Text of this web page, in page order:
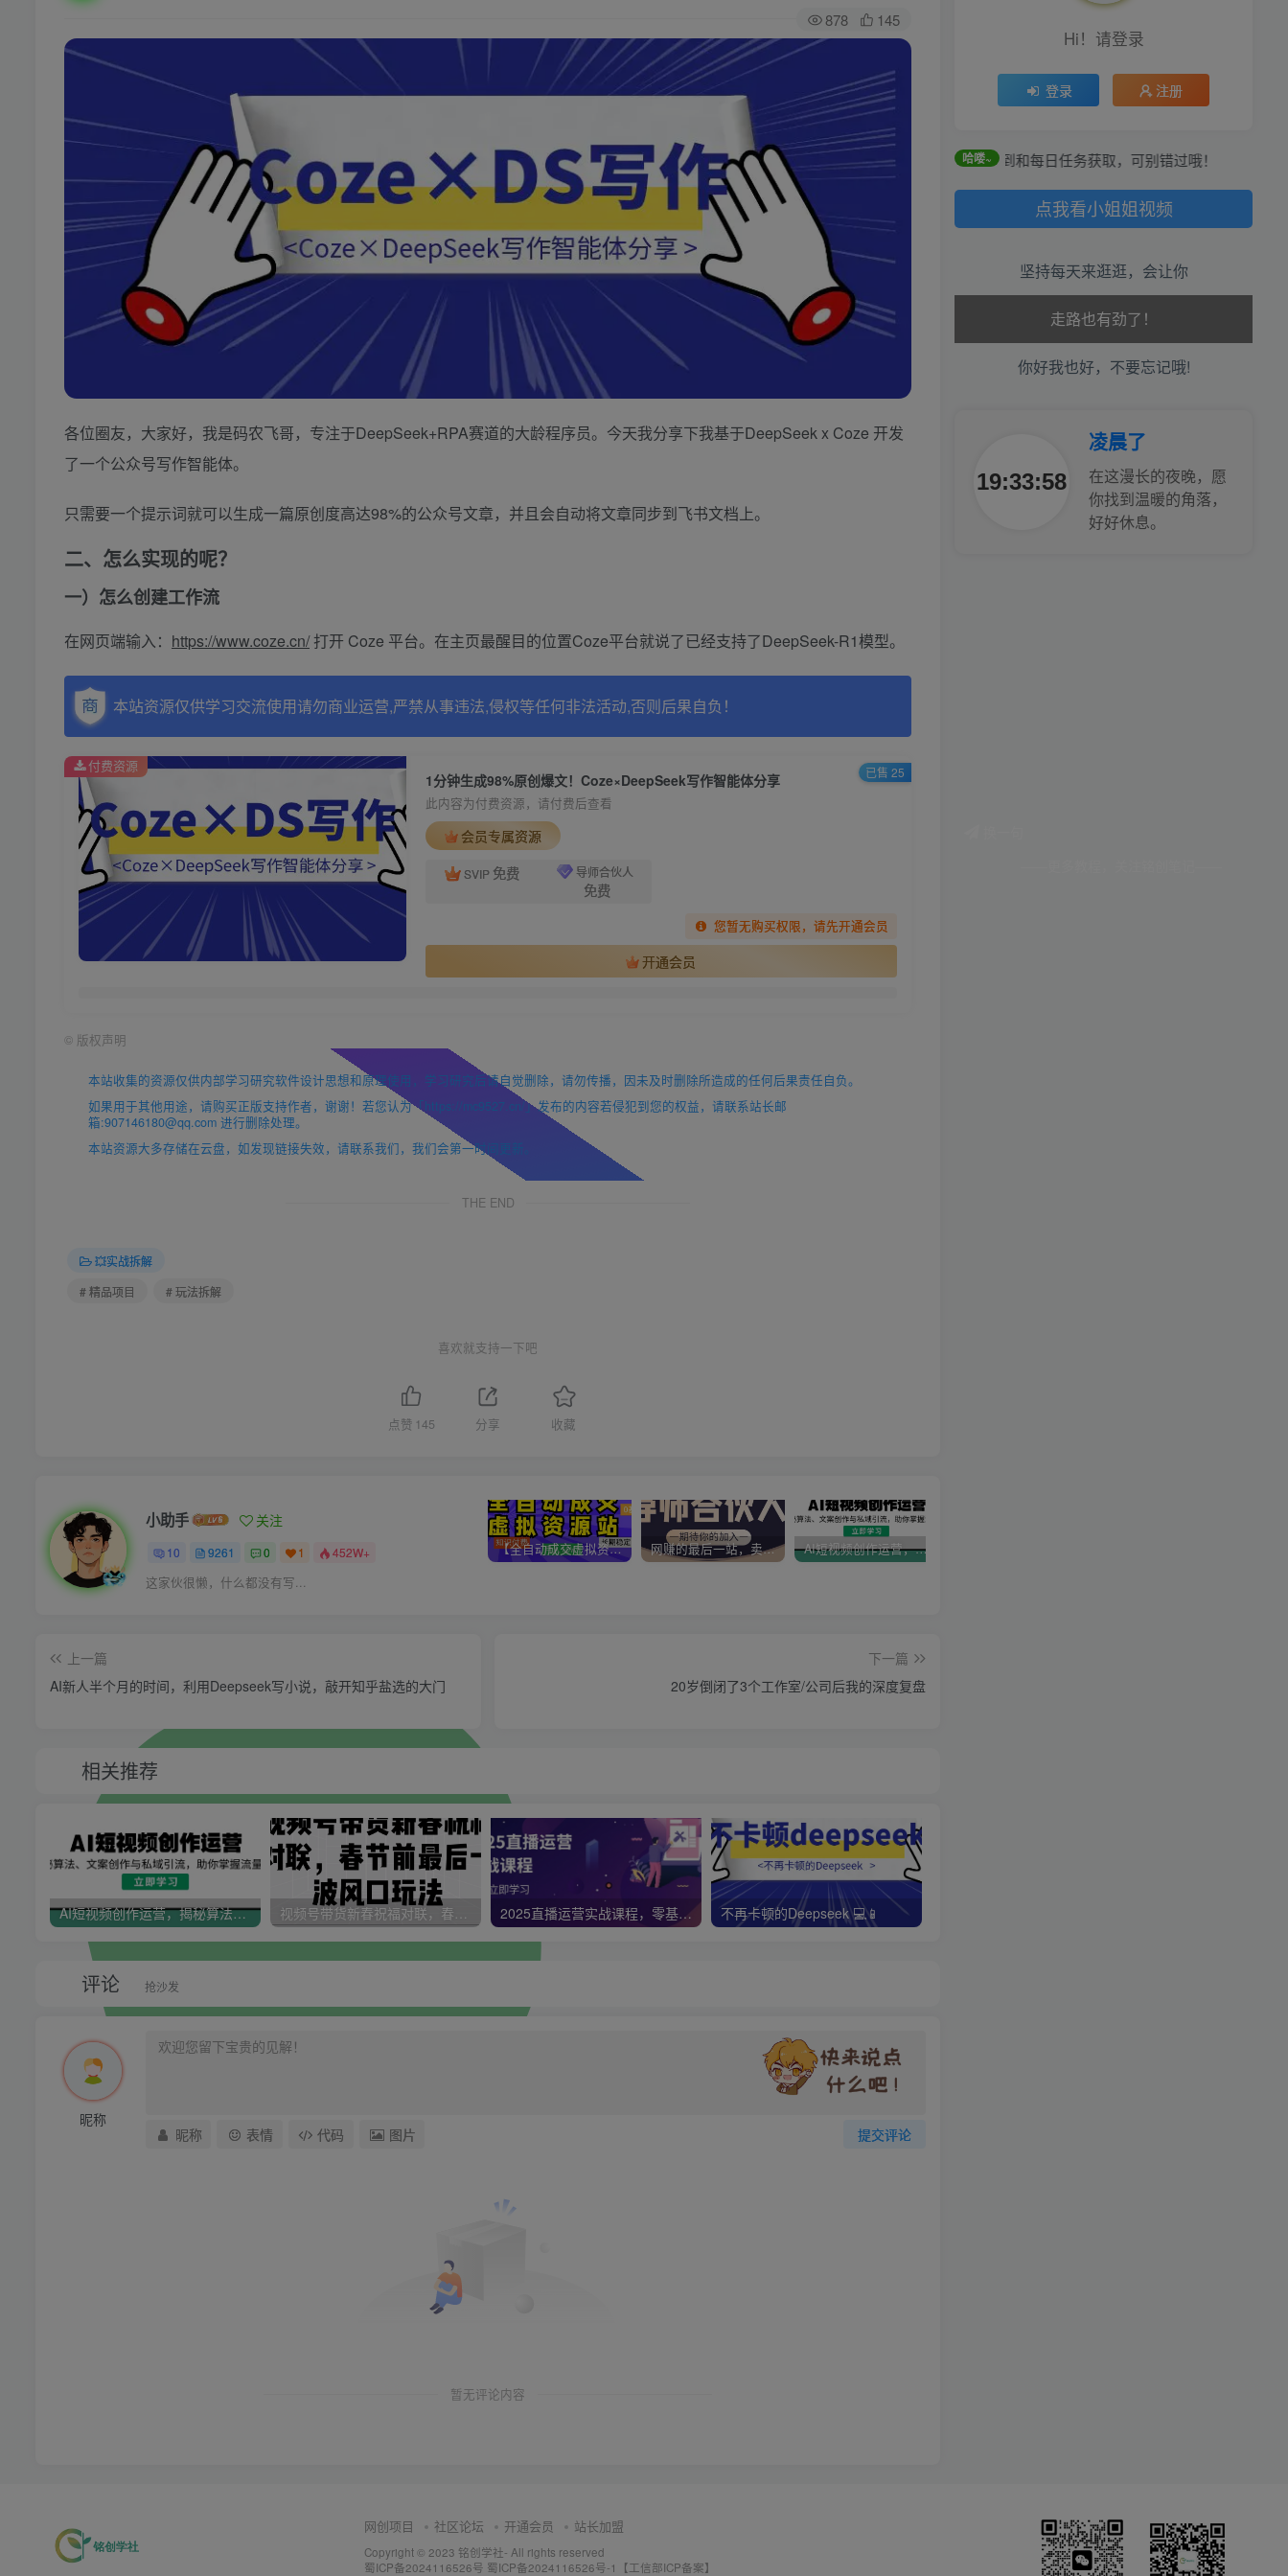
878 145
各位圈友，大家好，我是码农飞哥，专注于DeepSeek+RPA赛道的大龄程序员。今天我分享下我基于DeepSeek x Coze 开发
了一个公众号写作智能体。
只需要一个提示词就可以生成一篇原创度高达98%的公众号文章，并且会自动将文章同步到飞书文档上。
二、怎么实现的呢？
一）怎么创建工作流
在网页端输入： https://www.coze.cn/打开 Coze 平台。在主页最醒目的位置Coze平台就说了已经支持了DeepSeek-R1模型。
本站资源仅供学习交流使用请勿商业运营,严禁从事违法,侵权等任何非法活动,否则后果自负！
1分钟生成98%原创爆文！Coze×DeepSeek写作智能体分享
此内容为付费资源，请付费后查看
会员专属资源
SVIP 免费 导师合伙人
免费
您暂无购买权限，请先开通会员
开通会员
付费资源 已售 25
© 版权声明
本站收集的资源仅供内部学习研究软件设计思想和原理使用，学习研究后请自觉删除，请勿传播，因未及时删除所造成的任何后果责任自负。
如果用于其他用途，请购买正版支持作者，谢谢！若您认为「https://mc9527.cn/」发布的内容若侵犯到您的权益，请联系站长邮
箱:907146180@qq.com 进行删除处理。
本站资源大多存储在云盘，如发现链接失效，请联系我们，我们会第一时间更新。
THE END
💥实战拆解
# 精品项目
# 玩法拆解
喜欢就支持一下吧
点赞 145 分享 收藏
小助手 关注
10 9261 0 1 452W+
这家伙很懒，什么都没有写...
【全自动成交虚拟资源站】站长唯一陪跑项目！月入10W+~长期稳定~ 网赚的最后一站，卖项目！做网赚顶级猎食者~ AI短视频创作运营，揭秘算法、文案创作与私域引流，助你掌握流量密码
上一篇
AI新人半个月的时间，利用Deepseek写小说，敲开知乎盐选的大门
下一篇
20岁倒闭了3个工作室/公司后我的深度复盘
相关推荐
AI短视频创作运营，揭秘算法、文案创作与私域引流，助你掌握流量密码 2025直播运营实战课程，零基础入门到流量优化，快速提升直播间表现 不再卡顿的Deepseek 💻📱
评论 抢沙发
昵称
提交评论
昵称 表情 代码 图片
暂无评论内容
Hi！请登录
登录 注册
哈喽~
全站积分可通过签到和每日任务获取，可别错过哦！
点我看小姐姐视频
坚持每天来逛逛，会让你
生活也美好了！
心情也舒畅了！
走路也有劲了！
工作也轻松了！
你好我也好，不要忘记哦!
19:34:00
凌晨了
在这漫长的夜晚，愿
你找到温暖的角落，
好好休息。
网创项目 社区论坛 开通会员 站长加盟
Copyright © 2023 铭创学社- All rights reserved
蜀ICP备2024116526号 蜀ICP备2024116526号-1【工信部ICP备案】